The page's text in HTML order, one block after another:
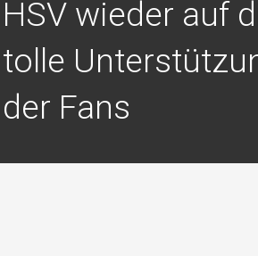
HSV wieder auf
tolle
der Fans